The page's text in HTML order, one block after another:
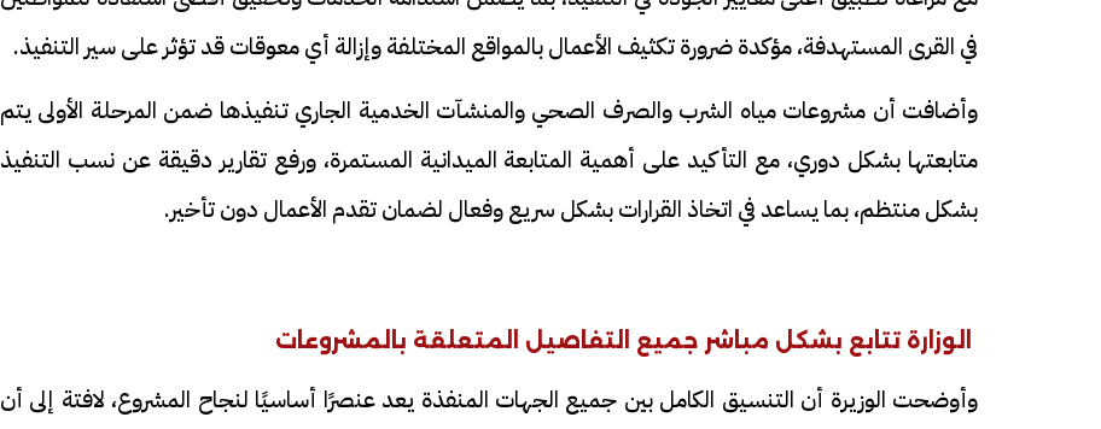
في القرى المستهدفة، مؤكدة ضرورة تكثيف الأعمال بالمواقع المختلفة وإزالة أي معوقات قد تؤثر على سير التنفيذ.
وأضافت أن مشروعات مياه الشرب والصرف الصحي والمنشآت الخدمية الجاري تنفيذها ضمن المرحلة الأولى يتم
متابعتها بشكل دوري، مع التأكيد على أهمية المتابعة الميدانية المستمرة، ورفع تقارير دقيقة عن نسب التنفيذ
بشكل منتظم، بما يساعد في اتخاذ القرارات بشكل سريع وفعال لضمان تقدم الأعمال دون تأخير.
الوزارة تتابع بشكل مباشر جميع التفاصيل المتعلقة بالمشروعات
وأوضحت الوزيرة أن التنسيق الكامل بين جميع الجهات المنفذة يعد عنصرًا أساسيًا لنجاح المشروع، لافتة إلى أن